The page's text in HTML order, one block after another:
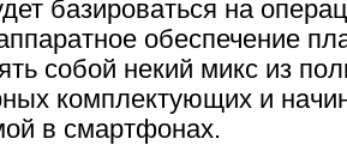
базироваться на
обеспечение
собой некий микс из
комплектующих и
в смартфонах.